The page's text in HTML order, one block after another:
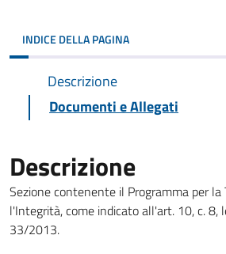
INDICE DELLA PAGINA
Descrizione
Documenti e Allegati
Descrizione
Sezione contenente il Programma per la
l'Integrità, come indicato all'art. 10, c. 8,
33/2013.